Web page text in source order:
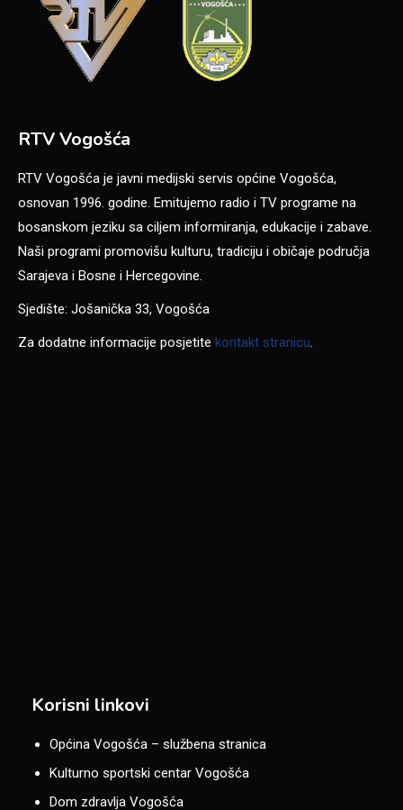
RTV Vogošća
RTV Vogošća je javni medijski servis općine Vogošća,
osnovan 1996. godine. Emitujemo radio i TV programe na
bosanskom jeziku sa ciljem informiranja, edukacije i zabave.
Naši programi promovišu kulturu, tradiciju i običaje područja
Sarajeva i Bosne i Hercegovine.
Sjedište: Jošanička 33, Vogošća
Za dodatne informacije posjetite kontakt stranicu
Korisni linkovi
Općina Vogošća – službena stranica
Kulturno sportski centar Vogošća
Dom zdravlja Vogošća